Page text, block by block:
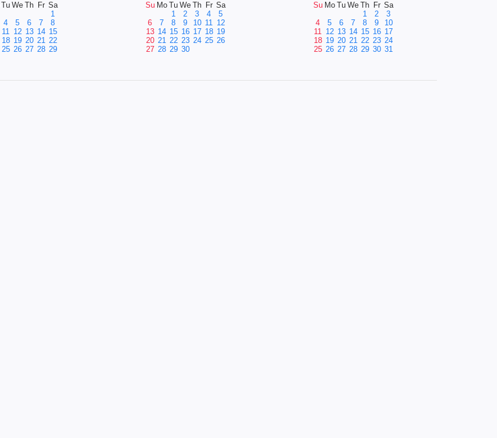
Tu We Th Fr Sa
1
4 5 6 7
8
11 12 13 14 15
18 19 20 21 22
25 26 27 28 29
Su Mo Tu We Th Fr Sa
1
2 3 4
5
6
7 8 9 10 11 12
13 14 15 16 17 18 19
20 21 22 23 24 25 26
27 28 29 30
Su Mo Tu We Th Fr Sa
1
2
3
4
5 6 7 8 9
10
11 12 13 14 15 16 17
18 19 20 21 22 23 24
25 26 27 28 29 30 31